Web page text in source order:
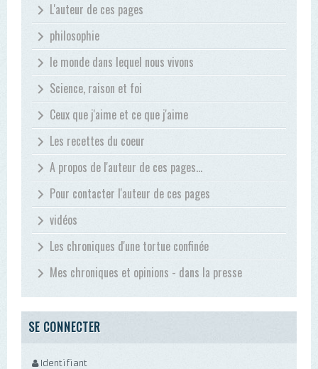
L'auteur de ces pages
philosophie
le monde dans lequel nous vivons
Science, raison et foi
Ceux que j'aime et ce que j'aime
Les recettes du coeur
A propos de l'auteur de ces pages...
Pour contacter l'auteur de ces pages
vidéos
Les chroniques d'une tortue confinée
Mes chroniques et opinions - dans la presse
SE CONNECTER
Identifiant